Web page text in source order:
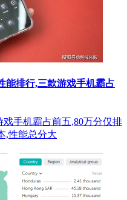
能排行,三款游戏手机霸占
手机霸占前五,80万分仅排
,性能总分大